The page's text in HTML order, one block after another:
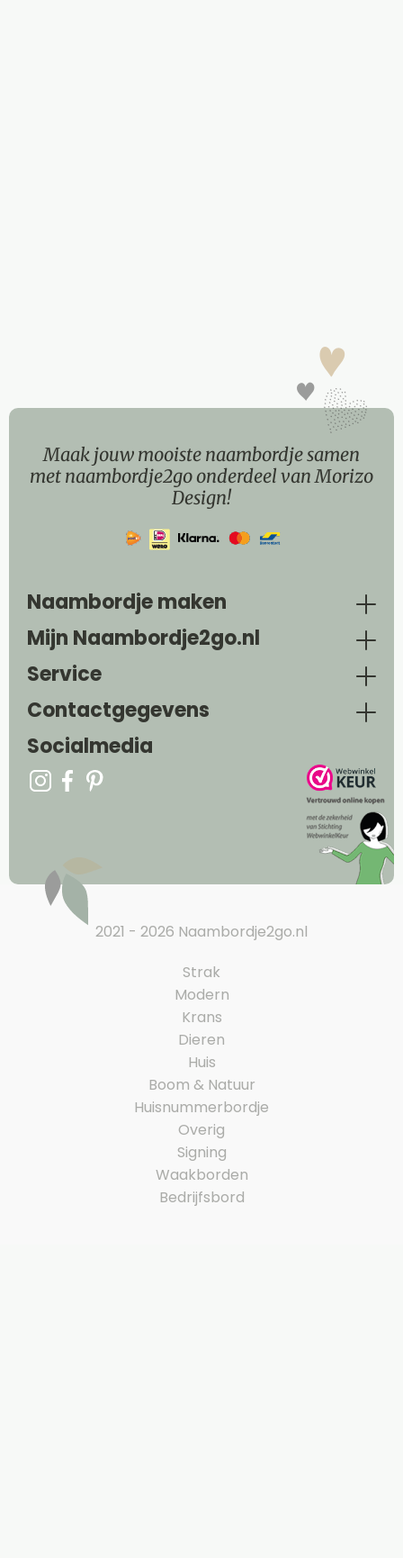
Maak jouw mooiste naambordje samen
met naambordje2go onderdeel van Morizo
Design!
Naambordje maken
Mijn Naambordje2go.nl
Service
Contactgegevens
Socialmedia
2021 - 2026 Naambordje2go.nl
Strak
Modern
Krans
Dieren
Huis
Boom & Natuur
Huisnummerbordje
Overig
Signing
Waakborden
Bedrijfsbord